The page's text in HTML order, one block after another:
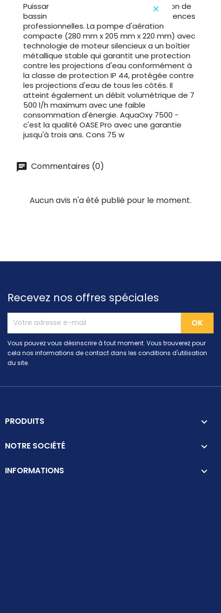
Puissant, silencieux, fiable - c'est l'aération de
bassin avec l'AquaOxy 7500 pour les exigences
professionnelles. La pompe d'aération
compacte (280 mm x 205 mm x 220 mm) avec
technologie de moteur silencieux a un boîtier
métallique stable qui garantit une protection
contre les projections d'eau conformément à
la classe de protection IP 44, protégée contre
les projections d'eau de tous les côtés. Il
atteint également un débit volumétrique de 7
500 l/h maximum avec une faible
consommation d'énergie. AquaOxy 7500 -
c'est la qualité OASE Pro avec une garantie
jusqu'à trois ans. Cons 75 w
Commentaires (0)
Aucun avis n'a été publié pour le moment.
Recevez nos offres spéciales
Vous pouvez vous désinscrire à tout moment. Vous trouverez pour
cela nos informations de contact dans les conditions d'utilisation
du site.
PRODUITS 
NOTRE SOCIÉTÉ 
INFORMATIONS keyboard_arrow_down